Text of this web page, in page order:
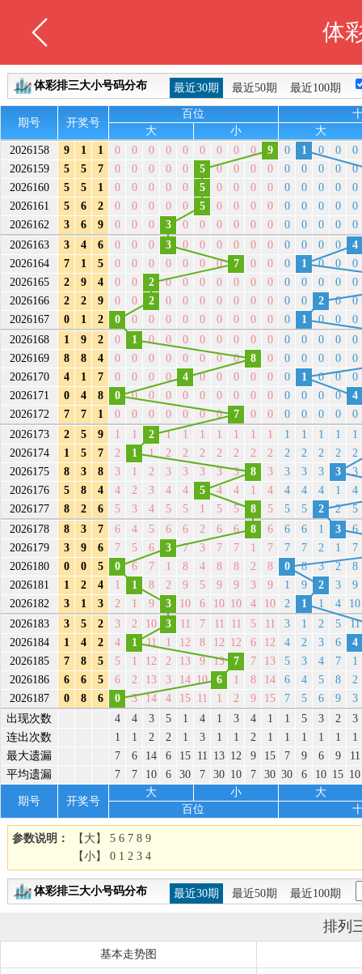
体
体彩排三大小号码分布 最近30期 最近50期 最近100期
期号 开奖号
百位
大
小
大
2026158
9 1 1 0 0 0 0 0 0 0 0 0 9 0 1 0 0
0
2026159
5 5 7 0 0 0 0 0 5 0 0 0 0 0 0 0 0
0
2026160
5 5 1 0 0 0 0 0 5 0 0 0 0 0 0 0 0
0
2026161
5 6 2 0 0 0 0 0 5 0 0 0 0 0 0 0 0
0
2026162
3 6 9 0 0 0 3 0 0 0 0 0 0 0 0 0 0
0
2026163
3 4 6 0 0 0 3 0 0 0 0 0 0 0 0 0 0
4
2026164
7 1 5 0 0 0 0 0 0 0 7 0 0 0 1 0 0
0
2026165
2 9 4 0 0 2 0 0 0 0 0 0 0 0 0 0 0
0
2026166
2 2 9 0 0 2 0 0 0 0 0 0 0 0 0 2 0
0
2026167
0 1 2 0 0 0 0 0 0 0 0 0 0 0 1 0 0
0
2026168
1 9 2 0 1 0 0 0 0 0 0 0 0 0 0 0 0
0
2026169
8 8 4 0 0 0 0 0 0 0 0 8 0 0 0 0 0
0
2026170
4 1 7 0 0 0 0 4 0 0 0 0 0 0 1 0 0
0
2026171
0 4 8 0 0 0 0 0 0 0 0 0 0 0 0 0 0
4
2026172
7 7 1 0 0 0 0 0 0 0 7 0 0 0 0 0 0
0
2026173
2 5 9 1 1 2 1 1 1 1 1 1 1 1 1 1 1
1
2026174
1 5 7 2 1 1 2 2 2 2 2 2 2 2 2 2 2
2
2026175
8 3 8 3 1 2 3 3 3 3 3 8 3 3 3 3 3
3
2026176
5 8 4 4 2 3 4 4 5 4 4 1 4 4 4 4 1
4
2026177
8 2 6 5 3 4 5 5 1 5 5 8 5 5 5 2 2
5
2026178
8 3 7 6 4 5 6 6 2 6 6 8 6 6 6 1 3
6
2026179
3 9 6 7 5 6 3 7 3 7 7 1 7 7 7 2 1
7
2026180
0 0 5 0 6 7 1 8 4 8 8 2 8 0 8 3 2
8
2026181
1 2 4 1 1 8 2 9 5 9 9 3 9 1 9 2 3
9
2026182
3 1 3 2 1 9 3 10 6 10 10 4 10 2 1 1 4
10
2026183
3 5 2 3 2 10 3 11 7 11 11 5 11 3 1 2 5
11
2026184
1 4 2 4 1 11 1 12 8 12 12 6 12 4 2 3 6
4
2026185
7 8 5 5 1 12 2 13 9 13 7 7 13 5 3 4 7
1
2026186
6 6 5 6 2 13 3 14 10 6 1 8 14 6 4 5 8
2
2026187
0 8 6 0 3 14 4 15 11 1 2 9 15 7 5 6 9
3
出现次数
4 4 3 5 1 4 1 3 4 1 1 5 3 2
3
连出次数
1 1 2 2 1 3 1 1 2 1 1 1 1 1
1
最大遗漏
7 6 14 6 15 11 13 12 9 15 7 9 6 9
11
平均遗漏
7 7 10 6 30 7 30 10 7 30 30 6 10 15 10
期号 开奖号
大
小
百位
大
参数说明：
【大】 5 6 7 8 9
【小】 0 1 2 3 4
体彩排三大小号码分布 最近30期 最近50期 最近100期
排列
基本走势图